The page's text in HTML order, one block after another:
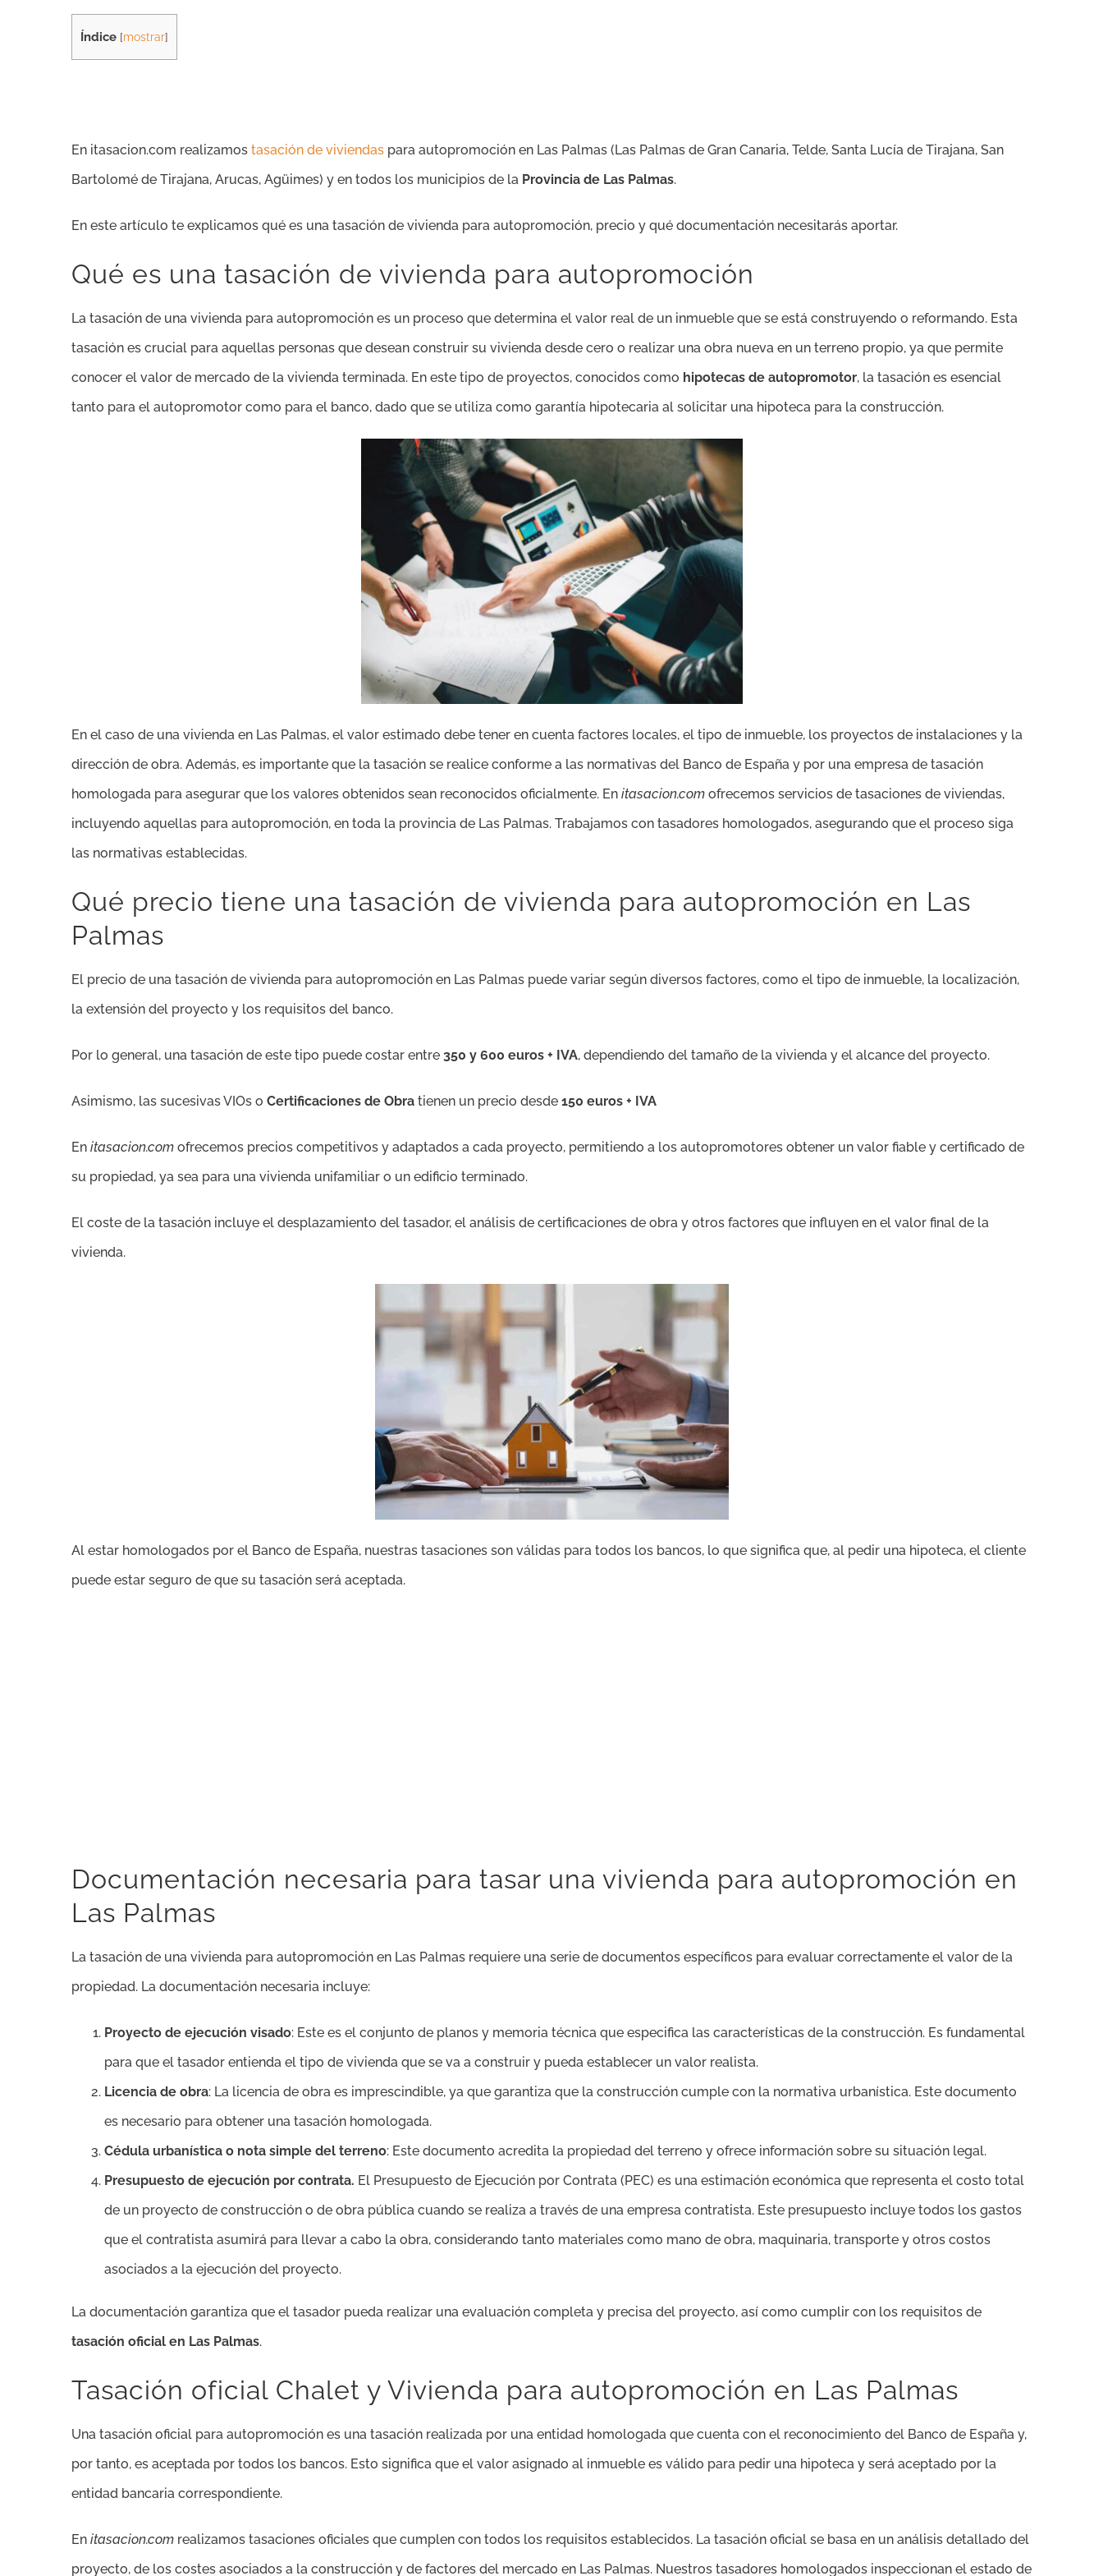
Índice [mostrar]
En itasacion.com realizamos tasación de viviendas para autopromoción en Las Palmas (Las Palmas de Gran Canaria, Telde, Santa Lucía de Tirajana, San
Bartolomé de Tirajana, Arucas, Agüimes) y en todos los municipios de la Provincia de Las Palmas.
En este artículo te explicamos qué es una tasación de vivienda para autopromoción, precio y qué documentación necesitarás aportar.
Qué es una tasación de vivienda para autopromoción
La tasación de una vivienda para autopromoción es un proceso que determina el valor real de un inmueble que se está construyendo o reformando. Esta
tasación es crucial para aquellas personas que desean construir su vivienda desde cero o realizar una obra nueva en un terreno propio, ya que permite
conocer el valor de mercado de la vivienda terminada. En este tipo de proyectos, conocidos como hipotecas de autopromotor, la tasación es esencial
tanto para el autopromotor como para el banco, dado que se utiliza como garantía hipotecaria al solicitar una hipoteca para la construcción.
En el caso de una vivienda en Las Palmas, el valor estimado debe tener en cuenta factores locales, el tipo de inmueble, los proyectos de instalaciones y la
dirección de obra. Además, es importante que la tasación se realice conforme a las normativas del Banco de España y por una empresa de tasación
homologada para asegurar que los valores obtenidos sean reconocidos oficialmente. En itasacion.com ofrecemos servicios de tasaciones de viviendas,
incluyendo aquellas para autopromoción, en toda la provincia de Las Palmas. Trabajamos con tasadores homologados, asegurando que el proceso siga
las normativas establecidas.
Qué precio tiene una tasación de vivienda para autopromoción en Las
Palmas
El precio de una tasación de vivienda para autopromoción en Las Palmas puede variar según diversos factores, como el tipo de inmueble, la localización,
la extensión del proyecto y los requisitos del banco.
Por lo general, una tasación de este tipo puede costar entre 350 y 600 euros + IVA, dependiendo del tamaño de la vivienda y el alcance del proyecto.
Asimismo, las sucesivas VIOs o Certificaciones de Obra tienen un precio desde 150 euros + IVA
En itasacion.com ofrecemos precios competitivos y adaptados a cada proyecto, permitiendo a los autopromotores obtener un valor fiable y certificado de
su propiedad, ya sea para una vivienda unifamiliar o un edificio terminado.
El coste de la tasación incluye el desplazamiento del tasador, el análisis de certificaciones de obra y otros factores que influyen en el valor final de la
vivienda.
Al estar homologados por el Banco de España, nuestras tasaciones son válidas para todos los bancos, lo que significa que, al pedir una hipoteca, el cliente
puede estar seguro de que su tasación será aceptada.
Documentación necesaria para tasar una vivienda para autopromoción en
Las Palmas
La tasación de una vivienda para autopromoción en Las Palmas requiere una serie de documentos específicos para evaluar correctamente el valor de la
propiedad. La documentación necesaria incluye:
Proyecto de ejecución visado: Este es el conjunto de planos y memoria técnica que especifica las características de la construcción. Es fundamental
para que el tasador entienda el tipo de vivienda que se va a construir y pueda establecer un valor realista.
Licencia de obra: La licencia de obra es imprescindible, ya que garantiza que la construcción cumple con la normativa urbanística. Este documento
es necesario para obtener una tasación homologada.
Cédula urbanística o nota simple del terreno: Este documento acredita la propiedad del terreno y ofrece información sobre su situación legal.
Presupuesto de ejecución por contrata. El Presupuesto de Ejecución por Contrata (PEC) es una estimación económica que representa el costo total
de un proyecto de construcción o de obra pública cuando se realiza a través de una empresa contratista. Este presupuesto incluye todos los gastos
que el contratista asumirá para llevar a cabo la obra, considerando tanto materiales como mano de obra, maquinaria, transporte y otros costos
asociados a la ejecución del proyecto.
La documentación garantiza que el tasador pueda realizar una evaluación completa y precisa del proyecto, así como cumplir con los requisitos de
tasación oficial en Las Palmas.
Tasación oficial Chalet y Vivienda para autopromoción en Las Palmas
Una tasación oficial para autopromoción es una tasación realizada por una entidad homologada que cuenta con el reconocimiento del Banco de España y,
por tanto, es aceptada por todos los bancos. Esto significa que el valor asignado al inmueble es válido para pedir una hipoteca y será aceptado por la
entidad bancaria correspondiente.
En itasacion.com realizamos tasaciones oficiales que cumplen con todos los requisitos establecidos. La tasación oficial se basa en un análisis detallado del
proyecto, de los costes asociados a la construcción y de factores del mercado en Las Palmas. Nuestros tasadores homologados inspeccionan el estado de